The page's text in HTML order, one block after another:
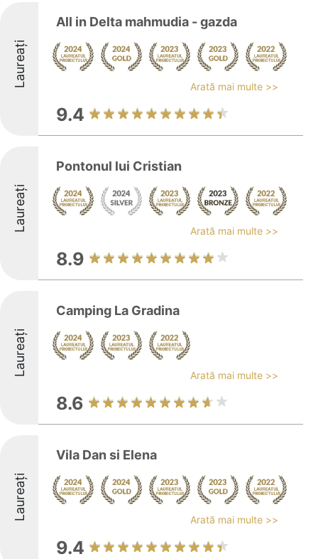
Laureați
All in Delta mahmudia - gazda
Arată mai multe >>
9.4
Laureați
Pontonul lui Cristian
Arată mai multe >>
8.9
Laureați
Camping La Gradina
Arată mai multe >>
8.6
Laureați
Vila Dan si Elena
Arată mai multe >>
9.4